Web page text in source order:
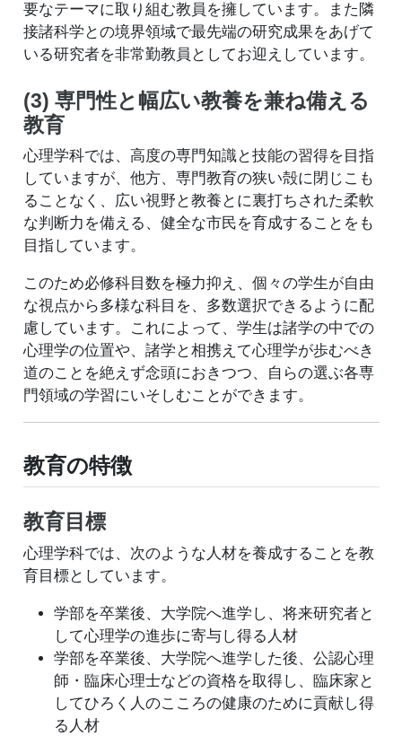
要なテーマに取り組む教員を擁しています。また隣
接諸科学との境界領域で最先端の研究成果をあげて
いる研究者を非常勤教員としてお迎えしています。
(3) 専門性と幅広い教養を兼ね備える
教育
心理学科では、高度の専門知識と技能の習得を目指
していますが、他方、専門教育の狭い殻に閉じこも
ることなく、広い視野と教養とに裏打ちされた柔軟
な判断力を備える、健全な市民を育成することをも
目指しています。
このため必修科目数を極力抑え、個々の学生が自由
な視点から多様な科目を、多数選択できるように配
慮しています。これによって、学生は諸学の中での
心理学の位置や、諸学と相携えて心理学が歩むべき
道のことを絶えず念頭におきつつ、自らの選ぶ各専
門領域の学習にいそしむことができます。
教育の特徴
教育目標
心理学科では、次のような人材を養成することを教
育目標としています。
学部を卒業後、大学院へ進学し、将来研究者と
して心理学の進歩に寄与し得る人材
学部を卒業後、大学院へ進学した後、公認心理
師・臨床心理士などの資格を取得し、臨床家と
してひろく人のこころの健康のために貢献し得
る人材